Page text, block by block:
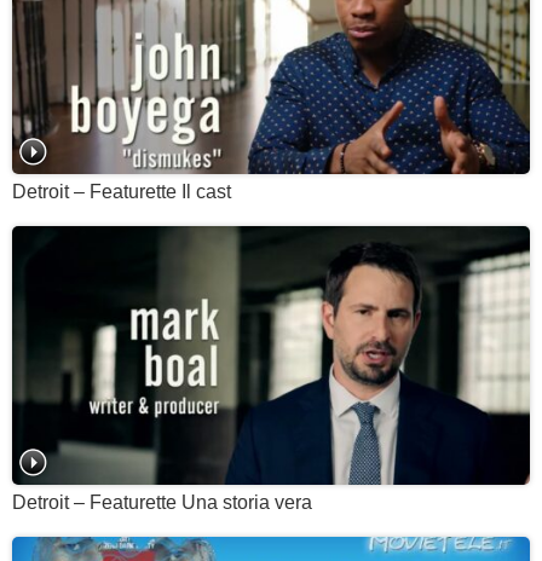
Detroit – Featurette Il cast
Detroit – Featurette Una storia vera